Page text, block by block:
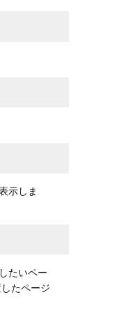
示しま
たいペー
たページ